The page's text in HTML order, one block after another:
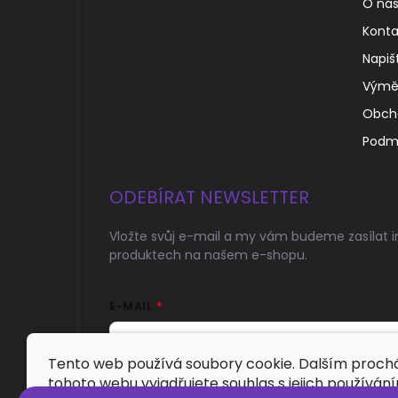
Tento web používá soubory cookie. Dalším
tohoto webu vyjadřujete souhlas s jejich
ODEBÍRAT NEWSLETTER
Vložte svůj e-mail a my vám budeme zasílat
produktech na našem e-shopu.
Přihlásit se